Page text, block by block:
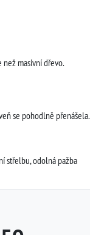
masivní dřevo.
se pohodlně přenášela.
střelbu, odolná pažba